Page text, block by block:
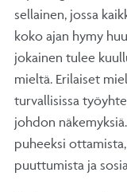
sellainen, jossa
koko ajan hymy
jokainen tulee
mieltä. Erilaiset
turvallisissa
johdon
puheeksi
puuttumista ja